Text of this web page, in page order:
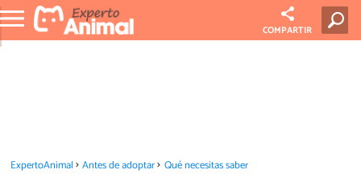
COMPARTIR
ExpertoAnimal Antes de adoptar Qué necesitas saber